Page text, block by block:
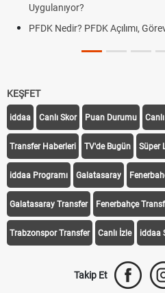
Uygulanıyor?
PFDK Nedir? PFDK Açılımı,
KEŞFET
iddaa Canlı Skor Puan Durumu
Transfer Haberleri TV'de Bugün Süper
iddaa Programı Galatasaray
Galatasaray Transfer Fenerbahçe
Trabzonspor Transfer Canlı İzle iddaa
Takip Et